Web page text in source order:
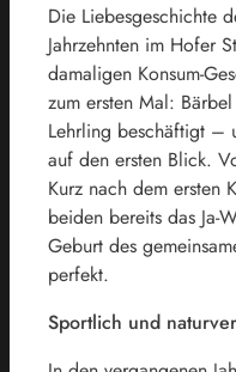
Die Liebesgeschichte
Jahrzehnten im Hofer
damaligen Konsum-
zum ersten Mal:
Lehrling beschäftigt –
auf den ersten Blick.
Kurz nach dem ersten
beiden bereits das Ja-
Geburt des
perfekt.
Sportlich und